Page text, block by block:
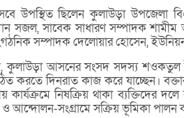
উপস্থিত ছিলেন কুলাউড়া উপজেলা
সজল, সাবেক সাধারণ সম্পাদক
সম্পাদক দেলোয়ার হোসেন,
কুলাউড়া আসনের সংসদ সদস্য শওকতুল
করতে দিনরাত কাজ করে যাচ্ছেন।
কার্যক্রমে নিষক্রিয় থাকা
আন্দোলন-সংগ্রামে সক্রিয় ভূমিকা পালন